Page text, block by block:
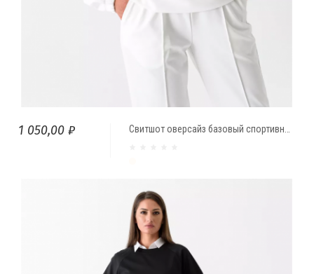
1 050,00 ₽